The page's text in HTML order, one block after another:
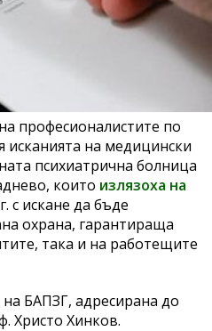
професионалистите по
на медицински
психиатрична болница
които излязоха на
с искане да бъде
охрана, гарантираща
така и на работещите
БАПЗГ, адресирана до
Христо Хинков.